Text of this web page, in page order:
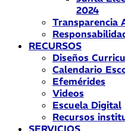
2024
Transparencia
RECURSOS
Diseños
Calendario
Efemérides
Videos
Escuela Digital
Recursos
SERVICIOS